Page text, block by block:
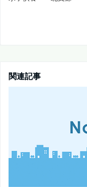
関連記事